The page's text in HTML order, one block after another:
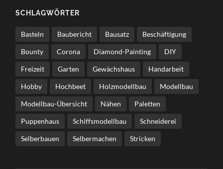
SCHLAGWÖRTER
Basteln Baubericht Bausatz Beschäftigung
Bounty Corona Diamond-Painting DIY
Freizeit Garten Gewächshaus Handarbeit
Hobby Hochbeet Holzmodellbau Modellbau
Modellbau-Übersicht Nähen Paletten
Puppenhaus Schiffsmodellbau Schneiderei
Selberbauen Selbermachen Stricken